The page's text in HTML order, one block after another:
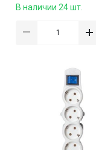
В наличии 24 шт.